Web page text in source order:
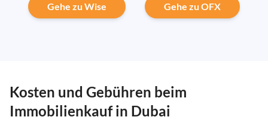
Gehe zu Wise Gehe zu OFX
Kosten und Gebühren beim
Immobilienkauf in Dubai